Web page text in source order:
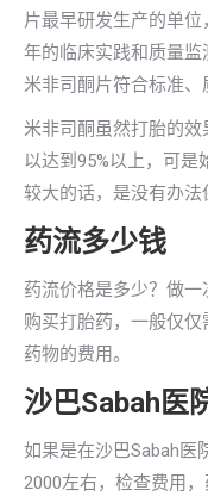
片最早研发生产的单
年的临床实践和质量
米非司酮片符合标准、
米非司酮虽然打胎的
以达到95%以上，可
较大的话，是没有办法
药流多少钱
药流价格是多少？做
购买打胎药，一般仅
药物的费用。
沙巴Sabah医
如果是在沙巴Sabah医
2000左右，检查费用